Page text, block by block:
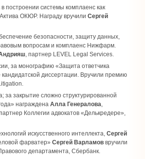
построении системы комплаенс как
ОКЮР. Награду вручили Сергей
безопасности, защиту данных,
вопросам и комплаенс Нижфарм.
, партнер LEVEL Legal Services.
за монографию «Защита ответчика
кандидатской диссертации. Вручили премию
за закрытие сложно структурированной
награждена Алла Генералова,
Коллегии адвокатов «Делькредере»,
искусственного интеллекта, Сергей
фарватер» Сергей Варламов вручили
департамента, Cбербанк.